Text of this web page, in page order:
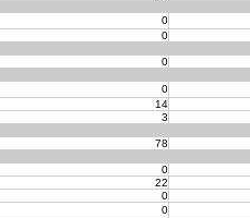
0
0
0
0
14
3
78
0
22
0
0